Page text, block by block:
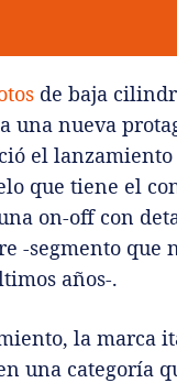
de baja
una nueva
el lanzamiento
que tiene el
on-off con
-segmento que
años-.
la marca
una categoría